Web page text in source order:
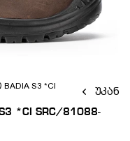
S3 *CI
უკან
*CI SRC/81088-